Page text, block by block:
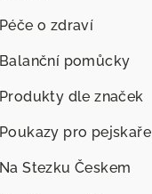
Péče o zdraví
Balanční pomůcky
Produkty dle značek
Poukazy pro pejskaře
Na Stezku Českem